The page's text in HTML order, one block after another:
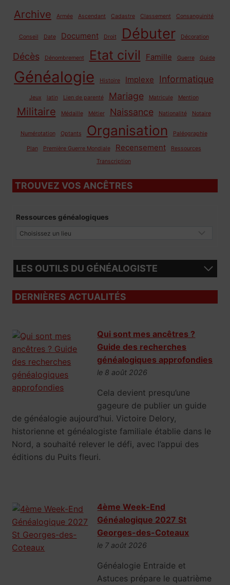
Archive Armée Ascendant Cadastre Classement Consanguinité
Conseil Date Document Droit Débuter Décoration
Décès Dénombrement Etat civil Famille Guerre Guide
Généalogie Histoire Implexe Informatique
Jeux latin Lien de parenté Mariage Matricule Mention
Militaire Médaille Métier Naissance Nationalité Notaire
Numérotation Optants Organisation Paléographie
Plan Première Guerre Mondiale Recensement
Ressources
Transcription
TROUVEZ VOS ANCÊTRES
Ressources généalogiques
LES OUTILS DU GÉNÉALOGISTE
DERNIÈRES ACTUALITÉS
Qui sont mes ancêtres ?
Guide des recherches
généalogiques approfondies
le 8 août 2026
Cela devient presqu’une
gageure de publier un guide
de généalogie aujourd’hui. Victoire Delory,
historienne et généalogiste familiale établie dans le
Nord, a souhaité relever le défi, avec l’appui des
éditions du Puits fleuri.
4ème Week-End
Généalogique 2027 St
Georges-des-Coteaux
le 7 août 2026
Généalogie Entraide et
Astuces prépare le quatrième